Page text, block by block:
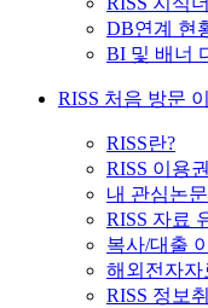
DB연계 현
BI 및 배너
RISS 처음 방문
RISS란?
RISS 이용
내 관심논
RISS 자료
복사/대출
해외전자자
RISS 정보